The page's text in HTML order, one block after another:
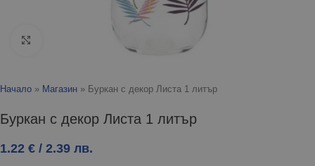
Начало » Магазин » Буркан с декор Листа 1 литър
Буркан с декор Листа 1 литър
1.22 € / 2.39 лв.